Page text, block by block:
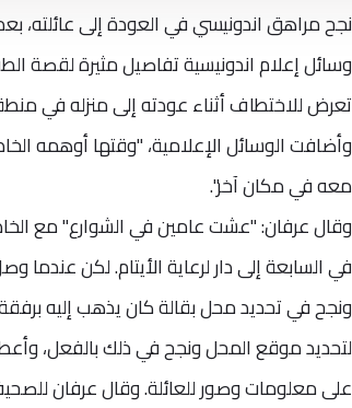
وسائل إعلام اندونيسية تفاصيل مثيرة لقصة
تعرض للاختطاف أثناء عودته إلى منزله في
وأضافت الوسائل الإعلامية، "وقتها أوهمه
معه في مكان آخر".
وقال عرفان: "عشت عامين في الشوارع" مع
ونجح في تحديد محل بقالة كان يذهب إليه
لتحديد موقع المحل ونجح في ذلك بالفعل،
على معلومات وصور للعائلة. وقال عرفان